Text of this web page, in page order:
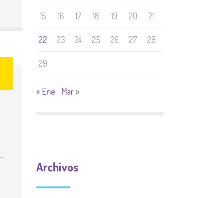
15 16 17 18 19 20 21
22 23 24 25 26 27 28
29
« Ene Mar »
Archivos